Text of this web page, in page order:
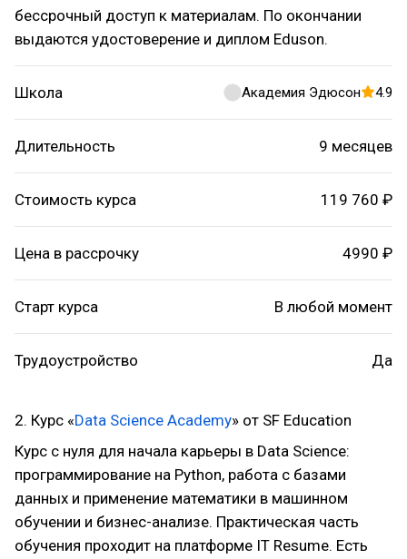
бессрочный доступ к материалам. По окончании
выдаются удостоверение и диплом Eduson.
Школа Академия Эдюсон 4.9
Длительность 9 месяцев
Стоимость курса 119 760 ₽
Цена в рассрочку 4990 ₽
Старт курса В любой момент
Трудоустройство Да
2. Курс «Data Science Academy» от SF Education
Курс с нуля для начала карьеры в Data Science:
программирование на Python, работа с базами
данных и применение математики в машинном
обучении и бизнес-анализе. Практическая часть
обучения проходит на платформе IT Resume. Есть